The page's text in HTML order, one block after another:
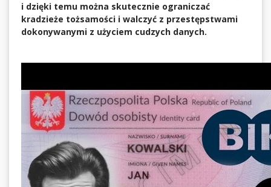
i dzięki temu można skutecznie ograniczać
kradzieże tożsamości i walczyć z przestępstwami
dokonywanymi z użyciem cudzych danych.